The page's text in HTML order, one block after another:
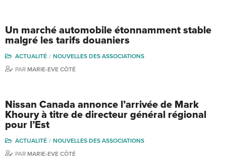
Un marché automobile étonnamment stable
malgré les tarifs douaniers
ACTUALITÉ
NOUVELLES DES ASSOCIATIONS
PAR MARIE-EVE CÔTÉ
Nissan Canada annonce l’arrivée de Mark
Khoury à titre de directeur général régional
pour l’Est
ACTUALITÉ
NOUVELLES DES ASSOCIATIONS
PAR MARIE-EVE CÔTÉ